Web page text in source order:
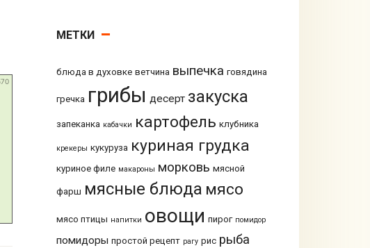
МЕТКИ
блюда в духовке ветчина выпечка говядина
гречка грибы десерт закуска
запеканка кабачки картофель клубника
крекеры кукуруза куриная грудка
куриное филе макароны морковь мясной
фарш мясные блюда мясо
мясо птицы напитки овощи пирог помидор
помидоры простой рецепт рагу рис рыба